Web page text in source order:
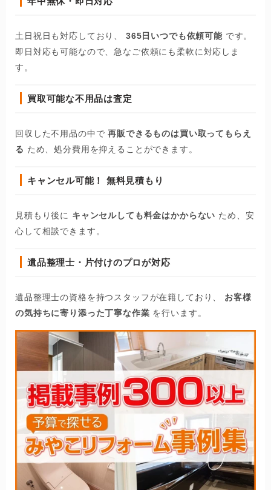
土日祝日も対応しており、 365日いつでも依頼可能です。
即日対応も可能なので、急なご依頼にも柔軟に対応しま
す。
買取可能な不用品は査定
回収した不用品の中で再販できるものは買い取ってもらえ
る ため、処分費用を抑えることができます。
キャンセル可能！ 無料見積もり
見積もり後に キャンセルしても料金はかからない ため、安
心して相談できます。
遺品整理士・片付けのプロが対応
遺品整理士の資格を持つスタッフが在籍しており、 お客様
の気持ちに寄り添った丁寧な作業 を行います。